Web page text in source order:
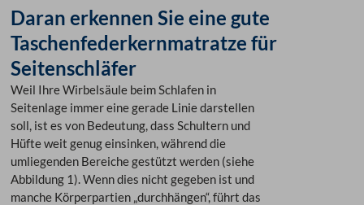
Daran erkennen Sie eine gute
Taschenfederkernmatratze für
Seitenschläfer
Weil Ihre Wirbelsäule beim Schlafen in
Seitenlage immer eine gerade Linie darstellen
soll, ist es von Bedeutung, dass Schultern und
Hüfte weit genug einsinken, während die
umliegenden Bereiche gestützt werden (siehe
Abbildung 1). Wenn dies nicht gegeben ist und
manche Körperpartien „durchhängen“, führt das